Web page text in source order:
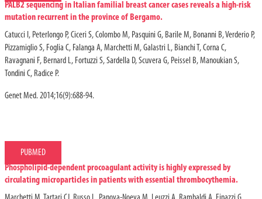
PALB2 sequencing in Italian familial breast cancer cases reveals a high-risk
mutation recurrent in the province of Bergamo.
Catucci I, Peterlongo P, Ciceri S, Colombo M, Pasquini G, Barile M, Bonanni B, Verderio P,
Pizzamiglio S, Foglia C, Falanga A, Marchetti M, Galastri L, Bianchi T, Corna C,
Ravagnani F, Bernard L, Fortuzzi S, Sardella D, Scuvera G, Peissel B, Manoukian S,
Tondini C, Radice P.
Genet Med. 2014;16(9):688-94.
PUBMED
Phospholipid-dependent procoagulant activity is highly expressed by
circulating microparticles in patients with essential thrombocythemia.